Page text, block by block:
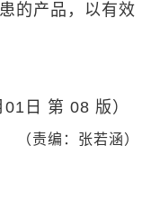
的产品，以有效
日 第 08 版）
（责编：张若涵）